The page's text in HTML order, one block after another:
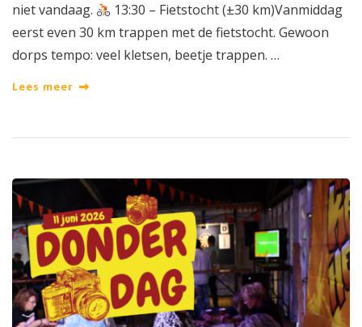
niet vandaag.
‍ 13:30 – Fietstocht (±30 km)Vanmiddag
eerst even 30 km trappen met de fietstocht. Gewoon
dorps tempo: veel kletsen, beetje trappen. …
Lees meer